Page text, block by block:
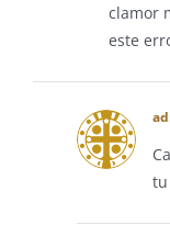
clamor
este
tu